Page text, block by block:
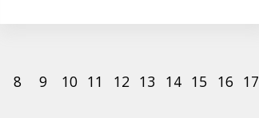
8 9 10 11 12 13 14 15 16 17